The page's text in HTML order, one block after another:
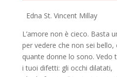
Edna St. Vincent Millay
L’amore non è cieco. Basta
per vedere che non sei bello,
quante donne lo sono. Vedo
i tuoi difetti: gli occhi dilatati,